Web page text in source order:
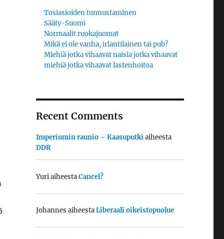
Tosiasioiden tunnustaminen
Sääty-Suomi
Normaalit ruokajuomat
Mikä ei ole vanha, irlantilainen tai pub?
Miehiä jotka vihaavat naisia jotka vihaavat
miehiä jotka vihaavat lastenhoitoa
Recent Comments
Imperiumin raunio – Kaasuputkiaiheesta
DDR
YuriaiheestaCancel?
Johannes aiheestaLiberaali oikeistopuolue